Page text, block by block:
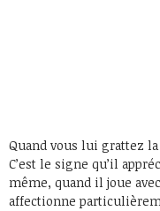
Quand vous lui grattez
C’est le signe qu’il
même, quand il joue
affectionne